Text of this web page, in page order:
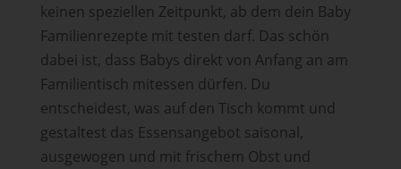
keinen speziellen Zeitpunkt, ab dem dein Baby
Familienrezepte mit testen darf. Das schön
dabei ist, dass Babys direkt von Anfang an am
Familientisch mitessen dürfen. Du
entscheidest, was auf den Tisch kommt und
gestaltest das Essensangebot saisonal,
ausgewogen und mit frischem Obst und